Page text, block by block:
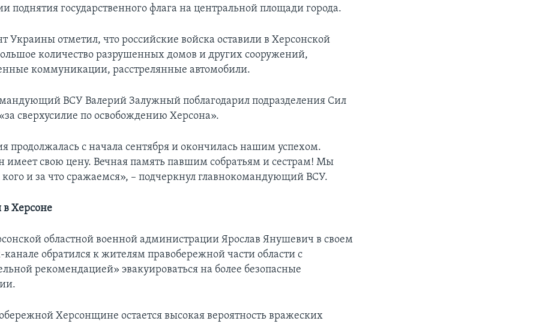
поднятия государственного флага на центральной площади города.
Украины отметил, что российские войска оставили в Херсонской
количество разрушенных домов и других сооружений,
коммуникации, расстрелянные автомобили.
ВСУ Валерий Залужный поблагодарил подразделения Сил
сверхусилие по освобождению Херсона».
продолжалась с начала сентября и окончилась нашим успехом.
имеет свою цену. Вечная память павшим собратьям и сестрам! Мы
кого и за что сражаемся», – подчеркнул главнокомандующий ВСУ.
в Херсоне
областной военной администрации Ярослав Янушевич в своем
канале обратился к жителям правобережной части области с
рекомендацией» эвакуироваться на более безопасные
Херсонщине остается высокая вероятность вражеских